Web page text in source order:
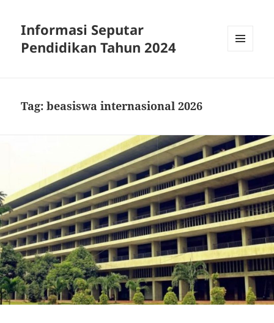
Informasi Seputar
Pendidikan Tahun 2024
Tag:beasiswa internasional 2026